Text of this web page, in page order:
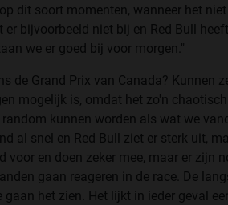
dit soort momenten, wanneer het niet
bijvoorbeeld niet bij en Red Bull
we er goed bij voor morgen."
de Grand Prix van Canada? Kunnen
mogelijk is, omdat het zo'n chaotisch
random kunnen worden als wat we
al snel en Red Bull ziet er sterk uit,
en doen zeker mee, maar er zijn
gaan reageren in de race. De
het zien. Het lijkt in ieder geval